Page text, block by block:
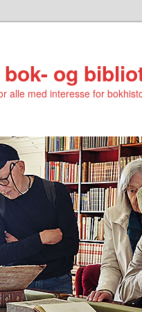
og
alle med interesse for